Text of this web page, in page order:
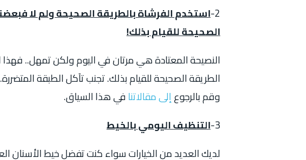
2- استخدم الفرشاة بالطريقة الصحيحة ولم لا
الصحيحة للقيام بذلك!
النصيحة المعتادة هي مرتان في اليوم ولكن تمهل..
الطريقة الصحيحة للقيام بذلك. تجنب تآكل الطبقة
وقم بالرجوعإلى مقالاتنافي هذا السياق.
3- التنظيف اليومي بالخيط
لديك العديد من الخيارات سواء كنت تفضل خيط الأسنان